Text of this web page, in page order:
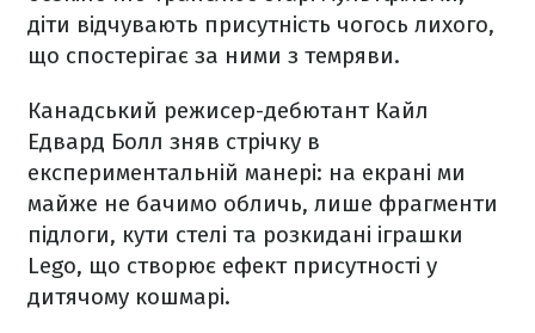
діти відчувають присутність чогось лихого,
що спостерігає за ними з темряви.
Канадський режисер-дебютант Кайл
Едвард Болл зняв стрічку в
експериментальній манері: на екрані ми
майже не бачимо обличь, лише фрагменти
підлоги, кути стелі та розкидані іграшки
Lego, що створює ефект присутності у
дитячому кошмарі.